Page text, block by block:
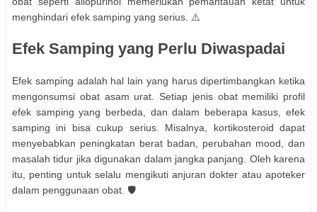
menghindari efek samping yang serius. ⚠️
Efek Samping yang Perlu Diwaspadai
Efek samping adalah hal lain yang harus dipertimbangkan ketika
mengonsumsi obat asam urat. Setiap jenis obat memiliki profil
efek samping yang berbeda, dan dalam beberapa kasus, efek
samping ini bisa cukup serius. Misalnya, kortikosteroid dapat
menyebabkan peningkatan berat badan, perubahan mood, dan
masalah tidur jika digunakan dalam jangka panjang. Oleh karena
itu, penting untuk selalu mengikuti anjuran dokter atau apoteker
dalam penggunaan obat. 🛡️